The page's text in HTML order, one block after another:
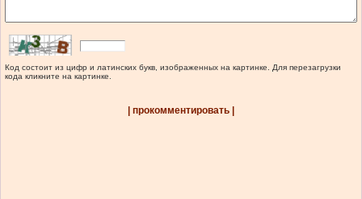
Код состоит из цифр и латинских букв, изображенных на картинке. Для перезагрузки
кода кликните на картинке.
| прокомментировать |